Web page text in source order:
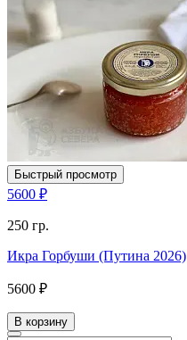
Быстрый просмотр
5600 ₽
250 гр.
Икра Горбуши (Путина 2026)
5600 ₽
В корзину